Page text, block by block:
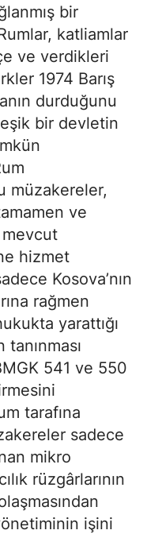
bir
katliamlar
ve verdikleri
1974 Barış
durduğunu
bir devletin
müzakereler,
ve
hizmet
Kosova’nın
rağmen
yarattığı
tanınması
541 ve 550
tarafına
sadece
mikro
rüzgârlarının
işini